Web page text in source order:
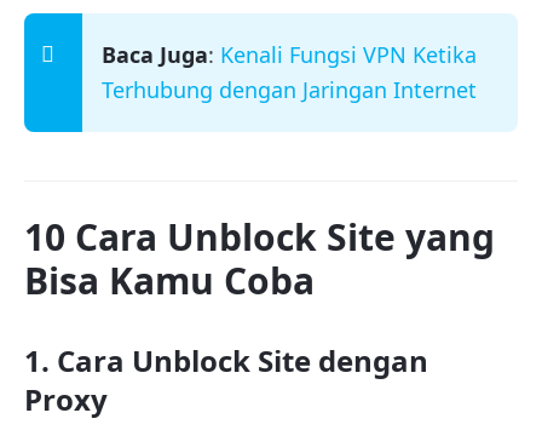
Baca Juga: Kenali Fungsi VPN Ketika
Terhubung dengan Jaringan Internet
10 Cara Unblock Site yang
Bisa Kamu Coba
1. Cara Unblock Site dengan
Proxy